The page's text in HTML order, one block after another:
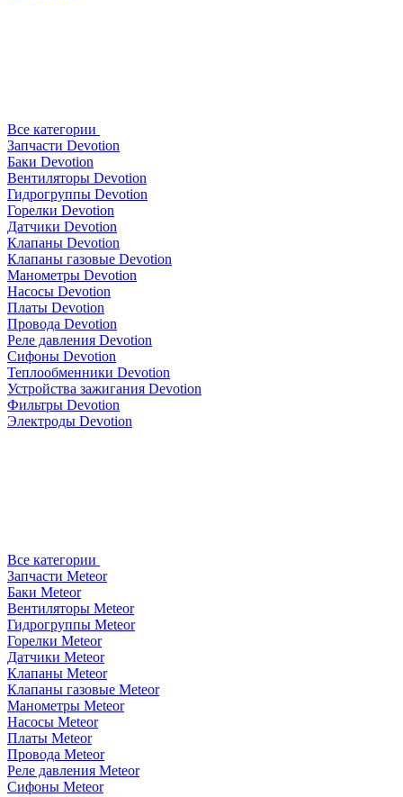
Все категории
Запчасти Devotion
Баки Devotion
Вентиляторы Devotion
Гидрогруппы Devotion
Горелки Devotion
Датчики Devotion
Клапаны Devotion
Клапаны газовые Devotion
Манометры Devotion
Насосы Devotion
Платы Devotion
Провода Devotion
Реле давления Devotion
Сифоны Devotion
Теплообменники Devotion
Устройства зажигания Devotion
Фильтры Devotion
Электроды Devotion
Все категории
Запчасти Meteor
Баки Meteor
Вентиляторы Meteor
Гидрогруппы Meteor
Горелки Meteor
Датчики Meteor
Клапаны Meteor
Клапаны газовые Meteor
Манометры Meteor
Насосы Meteor
Платы Meteor
Провода Meteor
Реле давления Meteor
Сифоны Meteor